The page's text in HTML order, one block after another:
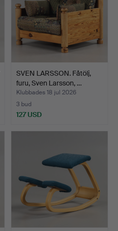
SVEN LARSSON. Fåtölj,
furu, Sven Larsson, …
Klubbades 18 jul 2026
3 bud
127 USD